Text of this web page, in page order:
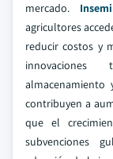
mercado.
agricultores
reducir costos y
contribuyen a
que el
subvenciones